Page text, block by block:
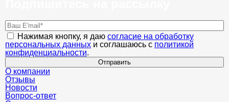
Нажимая кнопку, я даю согласие на обработку
персональных данных и соглашаюсь с политикой
конфиденциальности.
Отправить
О компании
Отзывы
Новости
Вопрос-ответ